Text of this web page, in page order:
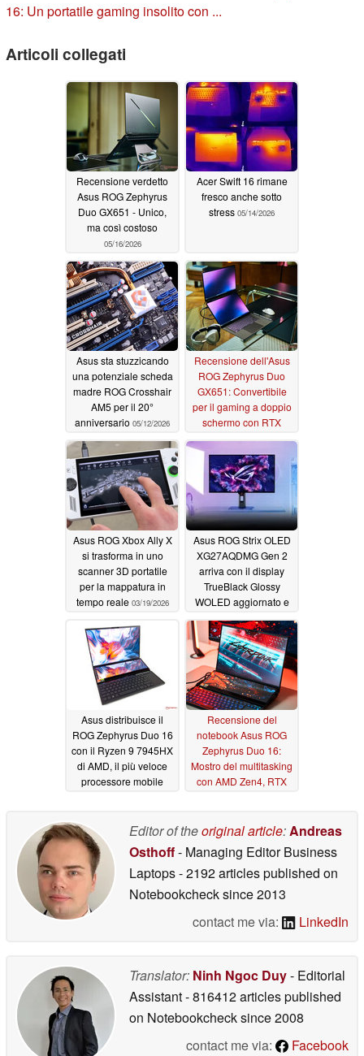
16: Un portatile gaming insolito con ...
Articoli collegati
Recensione verdetto
Asus ROG Zephyrus
Duo GX651 - Unico,
ma così costoso
05/16/2026
Acer Swift 16 rimane
fresco anche sotto
stress 05/14/2026
Asus sta stuzzicando
una potenziale scheda
madre ROG Crosshair
AM5 per il 20°
anniversario 05/12/2026
Recensione dell'Asus
ROG Zephyrus Duo
GX651: Convertibile
per il gaming a doppio
schermo con RTX
05/07/2026
Asus ROG Xbox Ally X
si trasforma in uno
scanner 3D portatile
per la mappatura in
tempo reale 03/19/2026
Asus ROG Strix OLED
XG27AQDMG Gen 2
arriva con il display
TrueBlack Glossy
WOLED aggiornato e
di picco03/12/2026
Asus distribuisce il
ROG Zephyrus Duo 16
con il Ryzen 9 7945HX
di AMD, il più veloce
processore mobile
Recensione del
notebook Asus ROG
Zephyrus Duo 16:
Mostro del multitasking
con AMD Zen4, RTX
Editor of theoriginal article:Andreas
Osthoff- Managing Editor Business
Laptops- 2192 articles published on
Notebookchecksince 2013
contact me via:
LinkedIn
Translator: Ninh Ngoc Duy- Editorial
Assistant- 816412 articles published
on Notebookchecksince 2008
contact me via:
Facebook